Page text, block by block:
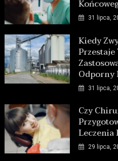
31 lipca,
Kiedy
Odporny
31 lipca,
Czy
Leczenia
29 lipca,